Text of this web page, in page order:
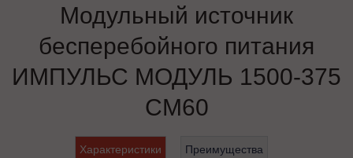
Модульный источник
бесперебойного питания
ИМПУЛЬС МОДУЛЬ 1500-375
СМ60
Характеристики Преимущества